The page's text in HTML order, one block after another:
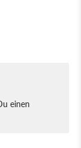
einen